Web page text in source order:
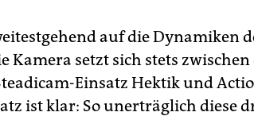
auf die Dynamiken
setzt sich stets zwischen
Einsatz Hektik und
ist klar: So unerträglich diese